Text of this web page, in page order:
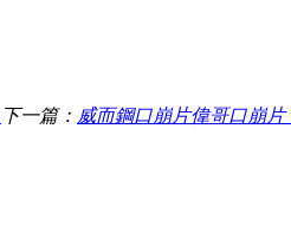
下一篇： 威而鋼口崩片偉哥口崩片